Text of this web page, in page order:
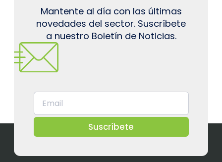
Mantente al día con las últimas
novedades del sector. Suscríbete
a nuestro Boletín de Noticias.
Suscríbete